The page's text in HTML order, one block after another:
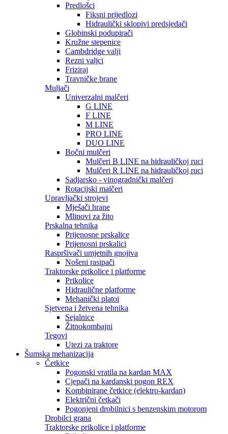
Predlošci
Fiksni prijedlozi
Hidraulički sklopivi predsjedači
Globinski podupirači
Kružne stepenice
Cambdridge valji
Rezni valjci
Friziraj
Travničke brane
Muljači
Univerzalni malčeri
G LINE
F LINE
M LINE
PRO LINE
DUO LINE
Bočni mulčeri
Mulčeri B LINE na hidrauličkoj ruci
Mulčeri R LINE na hidrauličkoj ruci
Sadjarsko - vinogradnički malčeri
Rotacijski malčeri
Upravljački strojevi
Mješači hrane
Mlinovi za žito
Prskalna tehnika
Prijenosne prskalice
Prijenosni prskalici
Raspršivači umjetnih gnojiva
Nošeni rasipači
Traktorske prikolice i platforme
Prikolice
Hidraulične platforme
Mehanički platoi
Sjetvena i žetvena tehnika
Sejalnice
Žitnokombajni
Tegovi
Utezi za traktore
Šumska mehanizacija
Četkice
Pogonski vratila na kardan MAX
Cjepači na kardanski pogon REX
Kombinirane četkice (elektro-kardan)
Električni četkači
Pogonjeni drobilnici s benzenskim motorom
Drobilci grana
Traktorske prikolice i platforme